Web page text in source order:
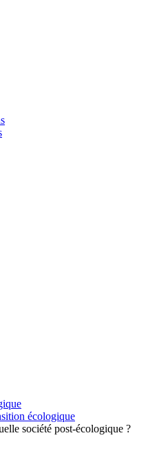
écologique
société post-écologique ?